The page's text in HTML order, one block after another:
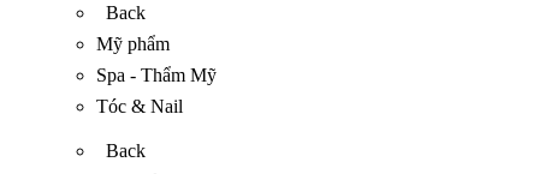
Back
Mỹ phẩm
Spa - Thẩm Mỹ
Tóc & Nail
Back